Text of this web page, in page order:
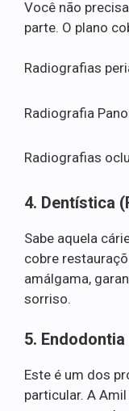
Você não
parte. O plano
Radiografias
Radiografia
Radiografias
4. Dentística
Sabe aquela
cobre
amálgama,
sorriso.
5.
Este é um dos
particular. A